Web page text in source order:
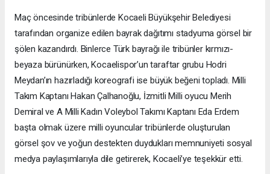
Maç öncesinde tribünlerde Kocaeli Büyükşehir Belediyesi
tarafından organize edilen bayrak dağıtımı stadyuma görsel bir
şölen kazandırdı. Binlerce Türk bayrağı ile tribünler kırmızı-
beyaza bürünürken, Kocaelispor’un taraftar grubu Hodri
Meydan’ın hazırladığı koreografi ise büyük beğeni topladı. Milli
Takım Kaptanı Hakan Çalhanoğlu, İzmitli Milli oyucu Merih
Demiral ve A Milli Kadın Voleybol Takımı Kaptanı Eda Erdem
başta olmak üzere milli oyuncular tribünlerde oluşturulan
görsel şov ve yoğun destekten duydukları memnuniyeti sosyal
medya paylaşımlarıyla dile getirerek, Kocaeli’ye teşekkür etti.